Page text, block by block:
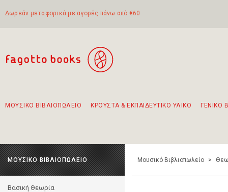
Δωρεάν μεταφορικά με αγορές πάνω από €60
ΜΟΥΣΙΚΟ ΒΙΒΛΙΟΠΩΛΕΙΟ ΚΡΟΥΣΤΑ & ΕΚΠΑΙΔΕΥΤΙΚΟ ΥΛΙΚΟ ΓΕΝΙΚΟ
ΜΟΥΣΙΚΟ ΒΙΒΛΙΟΠΩΛΕΙΟ
Βασική Θεωρία
Μουσικό Βιβλιοπωλείο >